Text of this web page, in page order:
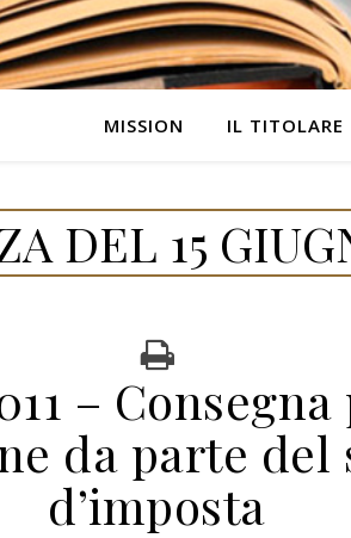
MISSION IL TITOLARE
DEL 15
–
da parte del
d’imposta